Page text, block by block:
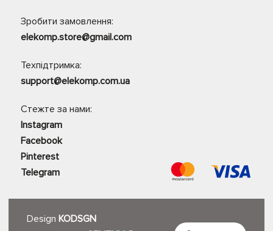
Зробити замовлення:
elekomp.store@gmail.com
Техпідтримка:
support@elekomp.com.ua
Стежте за нами:
Instagram
Facebook
Pinterest
Telegram
Design KODSGN